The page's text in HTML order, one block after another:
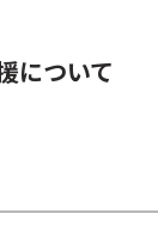
について